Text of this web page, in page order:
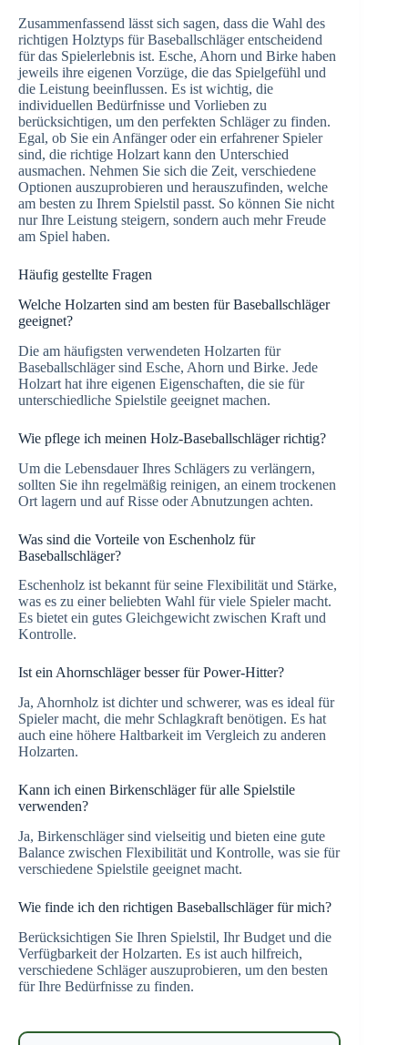
Zusammenfassend lässt sich sagen, dass die Wahl des
richtigen Holztyps für Baseballschläger entscheidend
für das Spielerlebnis ist. Esche, Ahorn und Birke haben
jeweils ihre eigenen Vorzüge, die das Spielgefühl und
die Leistung beeinflussen. Es ist wichtig, die
individuellen Bedürfnisse und Vorlieben zu
berücksichtigen, um den perfekten Schläger zu finden.
Egal, ob Sie ein Anfänger oder ein erfahrener Spieler
sind, die richtige Holzart kann den Unterschied
ausmachen. Nehmen Sie sich die Zeit, verschiedene
Optionen auszuprobieren und herauszufinden, welche
am besten zu Ihrem Spielstil passt. So können Sie nicht
nur Ihre Leistung steigern, sondern auch mehr Freude
am Spiel haben.
Häufig gestellte Fragen
Welche Holzarten sind am besten für Baseballschläger
geeignet?
Die am häufigsten verwendeten Holzarten für
Baseballschläger sind Esche, Ahorn und Birke. Jede
Holzart hat ihre eigenen Eigenschaften, die sie für
unterschiedliche Spielstile geeignet machen.
Wie pflege ich meinen Holz-Baseballschläger richtig?
Um die Lebensdauer Ihres Schlägers zu verlängern,
sollten Sie ihn regelmäßig reinigen, an einem trockenen
Ort lagern und auf Risse oder Abnutzungen achten.
Was sind die Vorteile von Eschenholz für
Baseballschläger?
Eschenholz ist bekannt für seine Flexibilität und Stärke,
was es zu einer beliebten Wahl für viele Spieler macht.
Es bietet ein gutes Gleichgewicht zwischen Kraft und
Kontrolle.
Ist ein Ahornschläger besser für Power-Hitter?
Ja, Ahornholz ist dichter und schwerer, was es ideal für
Spieler macht, die mehr Schlagkraft benötigen. Es hat
auch eine höhere Haltbarkeit im Vergleich zu anderen
Holzarten.
Kann ich einen Birkenschläger für alle Spielstile
verwenden?
Ja, Birkenschläger sind vielseitig und bieten eine gute
Balance zwischen Flexibilität und Kontrolle, was sie für
verschiedene Spielstile geeignet macht.
Wie finde ich den richtigen Baseballschläger für mich?
Berücksichtigen Sie Ihren Spielstil, Ihr Budget und die
Verfügbarkeit der Holzarten. Es ist auch hilfreich,
verschiedene Schläger auszuprobieren, um den besten
für Ihre Bedürfnisse zu finden.